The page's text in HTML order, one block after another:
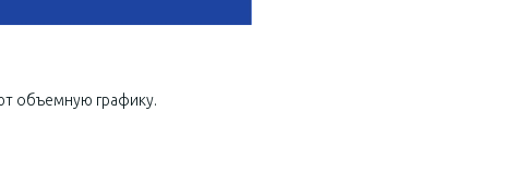
объемную графику.